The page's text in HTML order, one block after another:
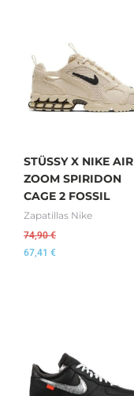
STÜSSY X NIKE AIR
ZOOM SPIRIDON
CAGE 2 FOSSIL
Zapatillas Nike
74,90€
67,41 €